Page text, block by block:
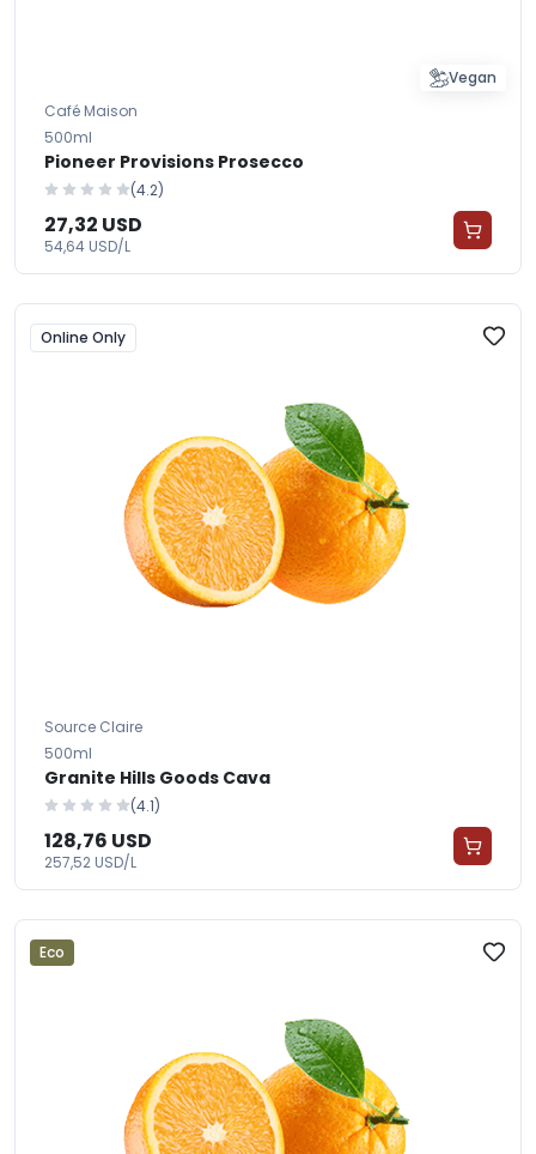
Vegan
Café Maison
500ml
Pioneer Provisions Prosecco
(4.2)
27,32 USD
54,64 USD/L
Online Only
Source Claire
500ml
Granite Hills Goods Cava
(4.1)
128,76 USD
257,52 USD/L
Eco